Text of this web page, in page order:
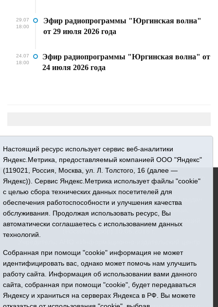
29.07
18:00
Эфир радиопрограммы "Юргинская волна"
от 29 июля 2026 года
24.07
18:00
Эфир радиопрограммы "Юргинская волна" от
24 июля 2026 года
16+ © 2015-2026 Сетевое издание «Новости Юргинского
Регистрационный номер СМИ ЭЛ № ФС 77 - 66052 выдан
Федеральной службой по надзору в сфере связи,
«Призыв»
Все права защищены © При использовании материалов
ссылка обязательна
Адрес редакции: 627250, Тюменская область, Юргинский
район, с. Юргинское, ул. Центральная, 49
Настоящий ресурс использует сервис веб-аналитики
Яндекс.Метрика, предоставляемый компанией ООО "Яндекс"
(119021, Россия, Москва, ул. Л. Толстого, 16 (далее —
Яндекс)). Сервис Яндекс.Метрика использует файлы "cookie"
с целью сбора технических данных посетителей для
обеспечения работоспособности и улучшения качества
обслуживания. Продолжая использовать ресурс, Вы
автоматически соглашаетесь с использованием данных
технологий.
Собранная при помощи "cookie" информация не может
идентифицировать вас, однако может помочь нам улучшить
работу сайта. Информация об использовании вами данного
сайта, собранная при помощи "cookie", будет передаваться
Яндексу и храниться на серверах Яндекса в РФ. Вы можете